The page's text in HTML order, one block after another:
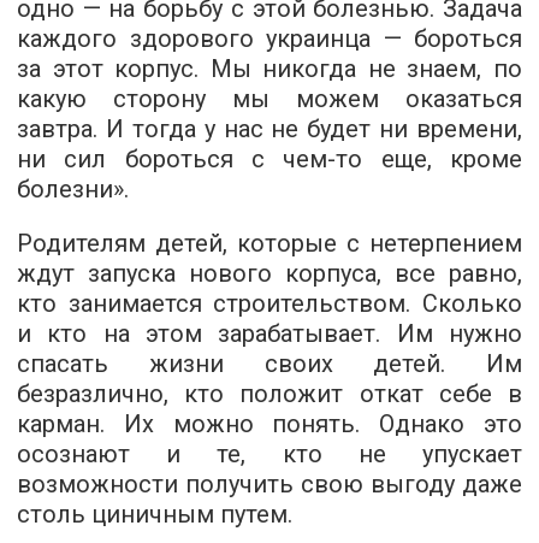
одно — на борьбу с этой болезнью. Задача
каждого здорового украинца — бороться
за этот корпус. Мы никогда не знаем, по
какую сторону мы можем оказаться
завтра. И тогда у нас не будет ни времени,
ни сил бороться с чем-то еще, кроме
болезни».
Родителям детей, которые с нетерпением
ждут запуска нового корпуса, все равно,
кто занимается строительством. Сколько
и кто на этом зарабатывает. Им нужно
спасать жизни своих детей. Им
безразлично, кто положит откат себе в
карман. Их можно понять. Однако это
осознают и те, кто не упускает
возможности получить свою выгоду даже
столь циничным путем.